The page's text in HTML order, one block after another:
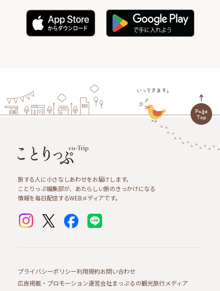
旅する人に小さなしあわせをお届けします。
ことりっぷ編集部が、あたらしい旅のきっかけになる
情報を毎日配信するWEBメディアです。
プライバシーポリシー利用規約お問い合わせ
広告掲載・プロモーション運営会社まっぷるの観光旅行メディア